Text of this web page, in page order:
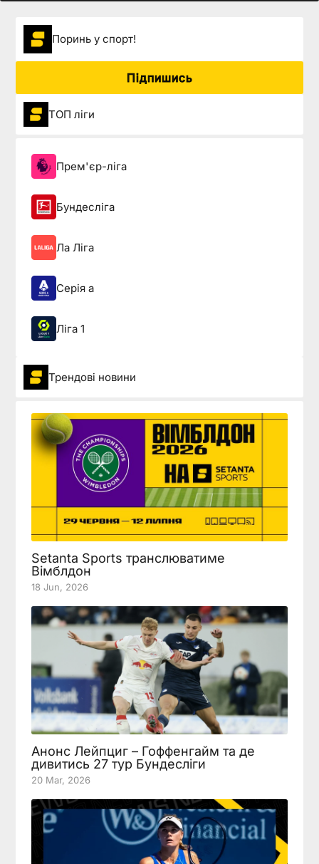
Поринь у спорт!
Підпишись
ТОП ліги
Прем'єр-ліга
Бундесліга
Ла Ліга
Серія а
Ліга 1
Трендові новини
Setanta Sports транслюватиме
Вімблдон
18 Jun, 2026
Анонс Лейпциг – Гоффенгайм та де
дивитись 27 тур Бундесліги
20 Mar, 2026